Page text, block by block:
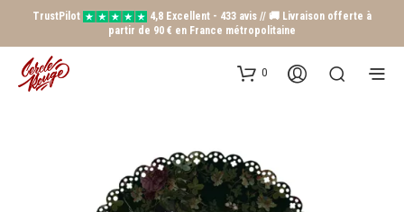
TrustPilot
4,8 Excellent - 433 avis // 🚚 Livraison offerte à
partir de 90 € en France métropolitaine
0